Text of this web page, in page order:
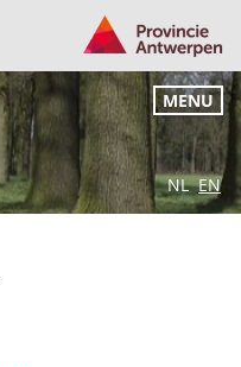
NL EN
MENU